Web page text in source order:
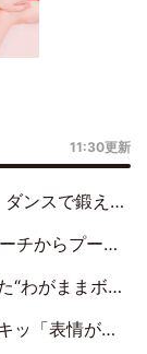
11:30更新
的な美ボディー披露
で…DVDデビュー作で躍動
ステキな女神さま」「魅力的です」
にドキドキが止まらない」